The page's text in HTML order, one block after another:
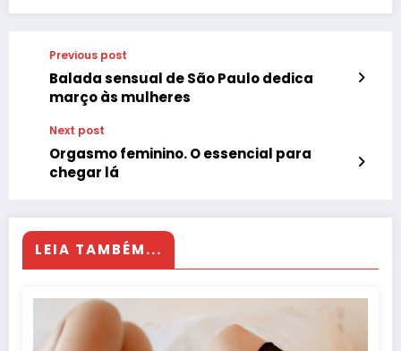
Previous post
Balada sensual de São Paulo dedica
março às mulheres
Next post
Orgasmo feminino. O essencial para
chegar lá
LEIA TAMBÉM...